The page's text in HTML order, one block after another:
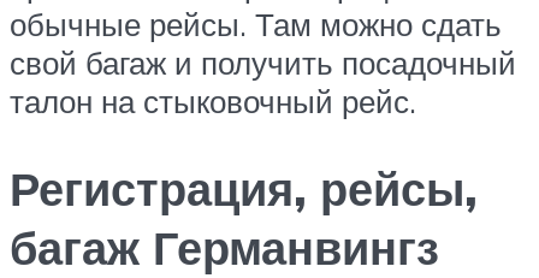
обычные рейсы. Там можно сдать
свой багаж и получить посадочный
талон на стыковочный рейс.
Регистрация, рейсы,
багаж Германвингз